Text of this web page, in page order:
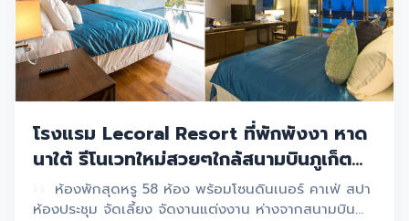
โรงแรม Lecoral Resort ที่พักพังงา หาด
นาใต้ รีโนเวทใหม่สวยๆใกล้สนามบินภูเก็ต
ต้องไปเช็คอิน
ห้องพักสุดหรู 58 ห้อง พร้อมโซนดินเนอร์ คาเฟ่ สปา
ห้องประชุม จัดเลี้ยง จัดงานแต่งงาน ห่างจากสนามบิน